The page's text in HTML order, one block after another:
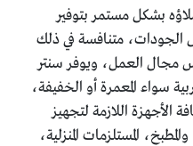
بشكل مستمر بتوفير
الجودات، متنافسة في ذلك
مجال العمل، ويوفر سنتر
سواء المعمرة أو الخفيفة،
الأجهزة اللازمة لتجهيز
المستلزمات المنزلية،